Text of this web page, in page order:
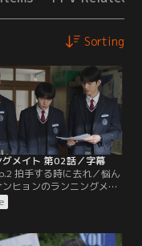
Sorting
グメイト 第02話／字幕
拍手する時に去れ／悩ん
ヒョンのランニングメイ
セフン。共に副会長候補
ン・ジョンヒと選挙公約
な副会長候補探しに奔走し